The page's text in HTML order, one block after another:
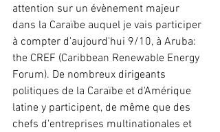
attention sur un évènement majeur
dans la Caraïbe auquel je vais participer
à compter d'aujourd'hui 9/10, à Aruba:
the CREF (Caribbean Renewable Energy
Forum). De nombreux dirigeants
politiques de la Caraïbe et d'Amérique
latine y participent, de même que des
chefs d'entreprises multinationales et